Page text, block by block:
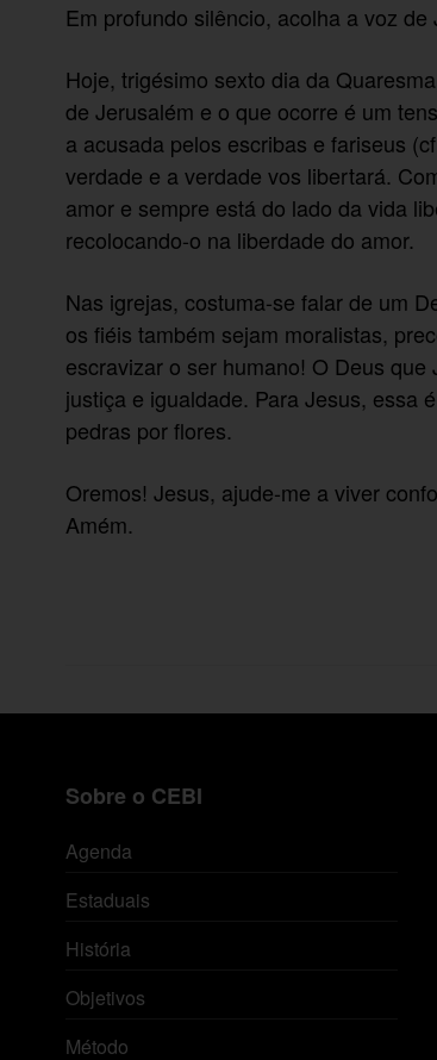
Em profundo silêncio, acolha a voz de
Hoje, trigésimo sexto dia da
de Jerusalém e o que ocorre é um
a acusada pelos escribas e fariseus
verdade e a verdade vos libertará.
amor e sempre está do lado da vida
recolocando-o na liberdade do amor.
Nas igrejas, costuma-se falar de um
os fiéis também sejam moralistas,
escravizar o ser humano! O Deus
justiça e igualdade. Para Jesus, essa
pedras por flores.
Oremos! Jesus, ajude-me a viver
Amém.
Sobre o CEBI
Agenda
Estaduais
História
Objetivos
Método